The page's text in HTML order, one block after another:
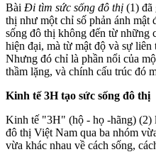
Bài Đi tìm sức sống đô thị (1) đã
thị như một chỉ số phản ánh mật
sống đô thị không đến từ những
hiện đại, mà từ mật độ và sự
Nhưng đó chỉ là phần nổi của
thầm lặng, và chính cấu trúc đó
Kinh tế 3H tạo sức sống đô thị
Kinh tế "3H" (hộ - họ -hãng) (2)
đô thị Việt Nam qua ba nhóm
vừa khác nhau về cách sống,